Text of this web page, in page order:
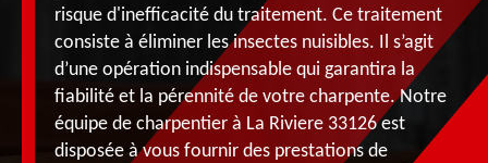
risque d'inefficacité du traitement. Ce traitement
consiste à éliminer les insectes nuisibles. Il s’agit
d’une opération indispensable qui garantira la
fiabilité et la pérennité de votre charpente. Notre
équipe de charpentier à La Riviere 33126 est
disposée à vous fournir des prestations de